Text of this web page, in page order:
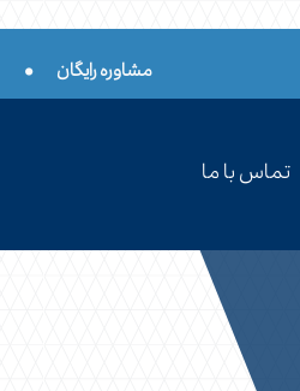
مشاوره رایگان •
تماس با ما